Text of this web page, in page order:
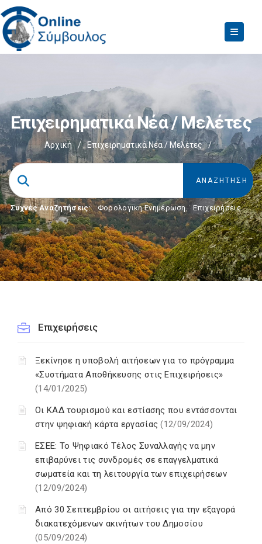
Επιχειρηματικά Νέα / Μελέτες
Αρχική / Επιχειρηματικά Νέα / Μελέτες /
Συχνές Αναζητήσεις: Φορολογικη Ενημέρωση, Επιχειρήσεις
Επιχειρήσεις
Ξεκίνησε η υποβολή αιτήσεων για το πρόγραμμα
«Συστήματα Αποθήκευσης στις Επιχειρήσεις»
(14/01/2025)
Οι ΚΑΔ τουρισμού και εστίασης που εντάσσονται
στην ψηφιακή κάρτα εργασίας(12/09/2024)
ΕΣΕΕ: Το Ψηφιακό Τέλος Συναλλαγής να μην
επιβαρύνει τις συνδρομές σε επαγγελματικά
σωματεία και τη λειτουργία των επιχειρήσεων
(12/09/2024)
Από 30 Σεπτεμβρίου οι αιτήσεις για την εξαγορά
διακατεχόμενων ακινήτων του Δημοσίου
(05/09/2024)